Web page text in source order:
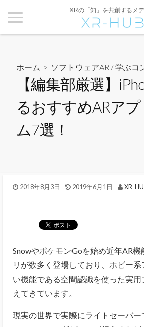
XRの「知」を共創するメ
ホーム > ソフトウェアAR /学ぶコ
【編集部厳選】
るおすすめARア
ム7選！
2018年8月3日 2019年6月1日 XR-
SnowやポケモンGoを始め近年AR
リが数多く登場しており、 ホビー系
い機能である空間認識を使った実
えてきています。
現実の世界で実際にライトセーバー